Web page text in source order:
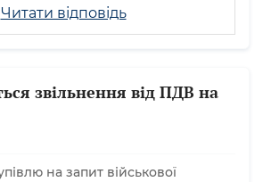
Читати відповідь
звільнення від ПДВ на
на запит військової